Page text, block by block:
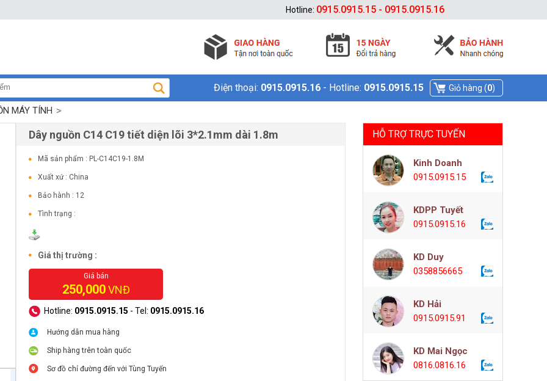
Điện thoại: 0915.0915.16 - Hotline: 0915.0915.15 Giỏ hàng (0)
MÁY TÍNH
Dây nguồn C14 C19 tiết diện lõi 3*2.1mm dài 1.8m
Mã sản phẩm : PL-C14C19-1.8M
Xuất xứ : China
Bảo hành : 12
Tình trạng :
Giá thị trường :
Giá bán
250,000VNĐ
Hotline: 0915.0915.15 - Tel: 0915.0915.16
Hướng dẫn mua hàng
Ship hàng trên toàn quốc
Sơ đồ chỉ đường đến với Tùng Tuyến
HỖ TRỢ TRỰC TUYẾN
Kinh Doanh
0915.0915.15
KDPP Tuyết
0915.0915.16
KD Duy
0358856665
KD Hải
0915.0915.91
KD Mai Ngọc
0816.0816.16
Hotline: 0915.0915.15 - 0915.0915.16